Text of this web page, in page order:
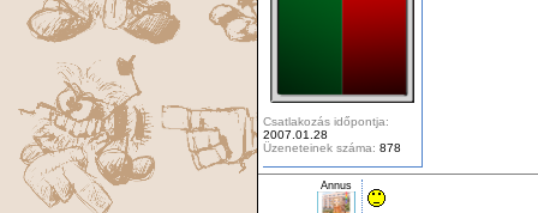
Csatlakozás időpontja:
2007.01.28
Üzeneteinek száma: 878
Annus